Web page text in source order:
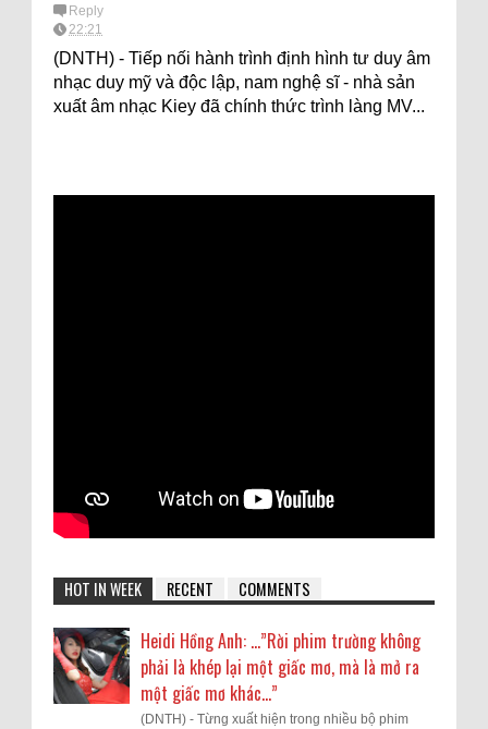
Reply
22:21
(DNTH) - Tiếp nối hành trình định hình tư duy âm
nhạc duy mỹ và độc lập, nam nghệ sĩ - nhà sản
xuất âm nhạc Kiey đã chính thức trình làng MV...
HOT IN WEEK RECENT COMMENTS
Heidi Hồng Anh: …”Rời phim trường không
phải là khép lại một giấc mơ, mà là mở ra
một giấc mơ khác...”
(DNTH) - Từng xuất hiện trong nhiều bộ phim